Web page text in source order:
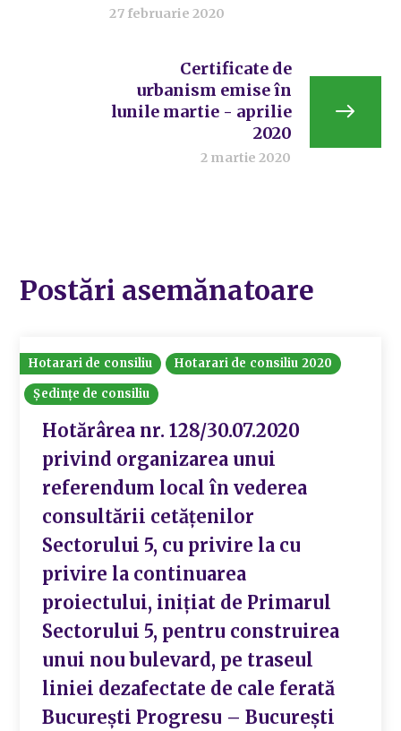
27 februarie 2020
Certificate de
urbanism emise în
lunile martie - aprilie
2020
2 martie 2020
Postări asemănatoare
Hotarari de consiliu
Hotarari de consiliu 2020
Ședințe de consiliu
Hotărârea nr. 128/30.07.2020
privind organizarea unui
referendum local în vederea
consultării cetățenilor
Sectorului 5, cu privire la cu
privire la continuarea
proiectului, inițiat de Primarul
Sectorului 5, pentru construirea
unui nou bulevard, pe traseul
liniei dezafectate de cale ferată
București Progresu – București